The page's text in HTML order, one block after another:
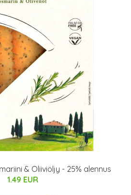
& Oliiviöljy - 25% alennus
1.49 EUR